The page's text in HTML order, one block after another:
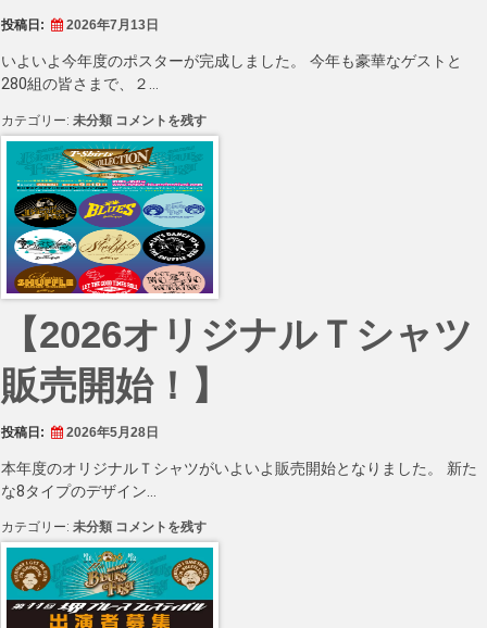
投稿日: 2026年7月13日
いよいよ今年度のポスターが完成しました。 今年も豪華なゲストと
280組の皆さまで、２…
カテゴリー: 未分類 【2026
ポ
ス
タ
ー
解
禁
＆
ゲ
ス
ト
発
表!!】
コメントを残す
【2026オリジナルＴシャツ
販売開始！】
投稿日: 2026年5月28日
本年度のオリジナルＴシャツがいよいよ販売開始となりました。 新た
な8タイプのデザイン…
カテゴリー: 未分類 【2026
オ
リ
ジ
ナ
ル
コメントを残す